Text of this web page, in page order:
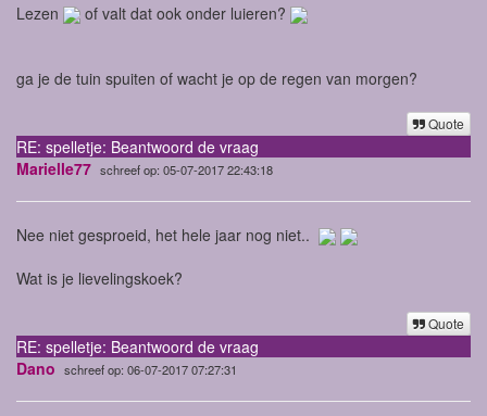
Lezen of valt dat ook onder luieren?
ga je de tuin spuiten of wacht je op de regen van morgen?
Quote
RE: spelletje: Beantwoord de vraag
Marielle77 schreef op: 05-07-2017 22:43:18
Nee niet gesproeid, het hele jaar nog niet..
Wat is je lievelingskoek?
Quote
RE: spelletje: Beantwoord de vraag
Dano schreef op: 06-07-2017 07:27:31